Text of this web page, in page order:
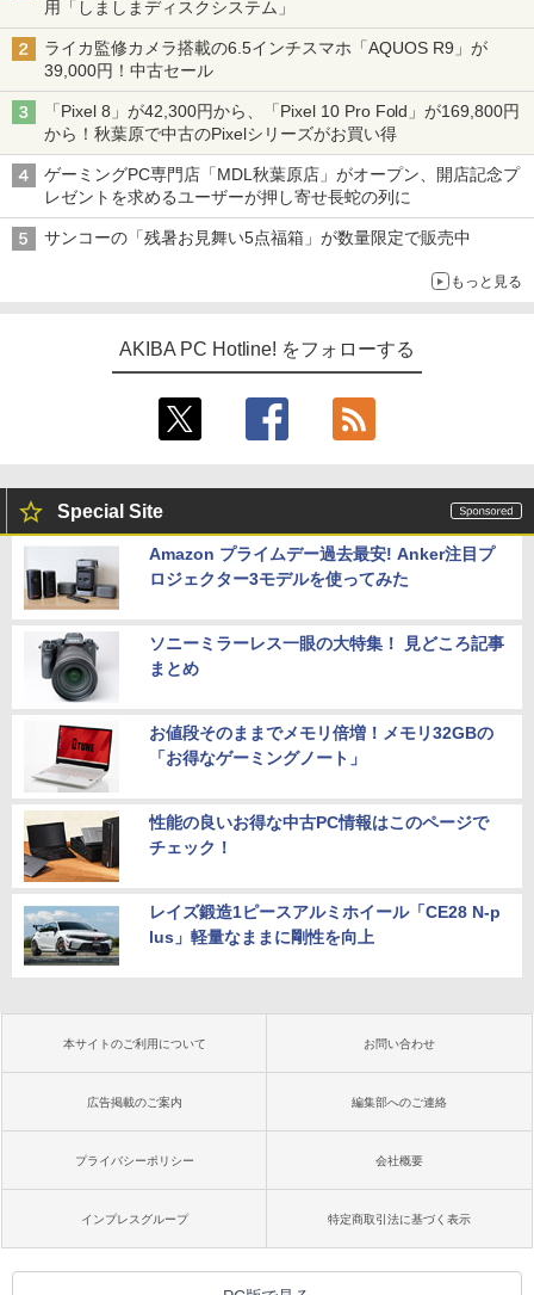
用「しましまディスクシステム」
ライカ監修カメラ搭載の6.5インチスマホ「AQUOS R9」が
39,000円！中古セール
「Pixel 8」が42,300円から、「Pixel 10 Pro Fold」が169,800円
から！秋葉原で中古のPixelシリーズがお買い得
ゲーミングPC専門店「MDL秋葉原店」がオープン、開店記念プ
レゼントを求めるユーザーが押し寄せ長蛇の列に
サンコーの「残暑お見舞い5点福箱」が数量限定で販売中
もっと見る
AKIBA PC Hotline! をフォローする
Special Site
Amazon プライムデー過去最安! Anker注目プ
ロジェクター3モデルを使ってみた
ソニーミラーレス一眼の大特集！ 見どころ記事
まとめ
お値段そのままでメモリ倍増！メモリ32GBの
「お得なゲーミングノート」
性能の良いお得な中古PC情報はこのページで
チェック！
レイズ鍛造1ピースアルミホイール「CE28 N-p
lus」軽量なままに剛性を向上
本サイトのご利用について お問い合わせ
広告掲載のご案内 編集部へのご連絡
プライバシーポリシー 会社概要
インプレスグループ 特定商取引法に基づく表示